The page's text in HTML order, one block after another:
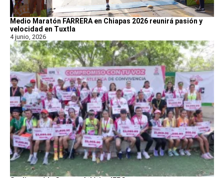
Medio Maratón FARRERA en Chiapas 2026 reunirá pasión y
velocidad en Tuxtla
4 junio, 2026